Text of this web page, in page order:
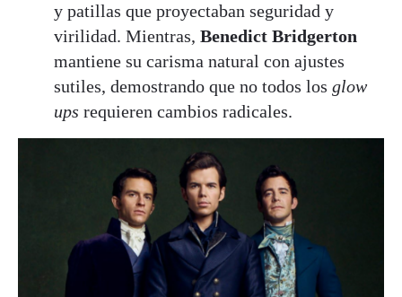
y patillas que proyectaban seguridad y
virilidad. Mientras, Benedict Bridgerton
mantiene su carisma natural con ajustes
sutiles, demostrando que no todos los glow
ups requieren cambios radicales.